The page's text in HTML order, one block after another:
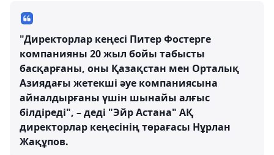
"Директорлар кеңесі Питер Фостерге
компанияны 20 жыл бойы табысты
басқарғаны, оны Қазақстан мен Орталық
Азиядағы жетекші әуе компаниясына
айналдырғаны үшін шынайы алғыс
білдіреді", – деді "Эйр Астана" АҚ
директорлар кеңесінің төрағасы Нұрлан
Жақұпов.